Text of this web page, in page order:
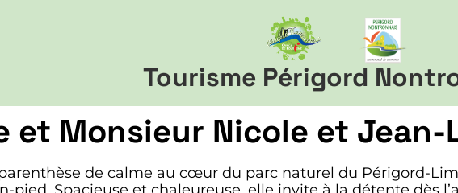
Tourisme Périgord
et Monsieur Nicole et Jean-
de calme au cœur du parc naturel du Périgord-
pied. Spacieuse et chaleureuse, elle invite à la détente dès